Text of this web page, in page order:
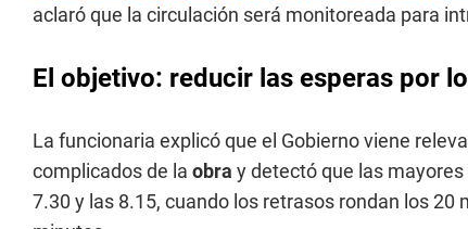
aclaró que la circulación será monitoreada para
El objetivo: reducir las esperas por
La funcionaria explicó que el Gobierno viene
complicados de la obra y detectó que las
7.30 y las 8.15, cuando los retrasos rondan los 20